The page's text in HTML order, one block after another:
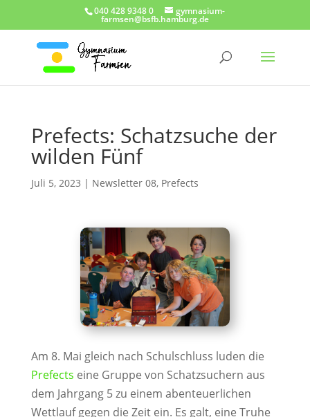
040 428 9348 0 gymnasium-
farmsen@bsfb.hamburg.de
Prefects: Schatzsuche der
wilden Fünf
Juli 5, 2023 | Newsletter 08, Prefects
Am 8. Mai gleich nach Schulschluss luden die
Prefects eine Gruppe von Schatzsuchern aus
dem Jahrgang 5 zu einem abenteuerlichen
Wettlauf gegen die Zeit ein. Es galt, eine Truhe